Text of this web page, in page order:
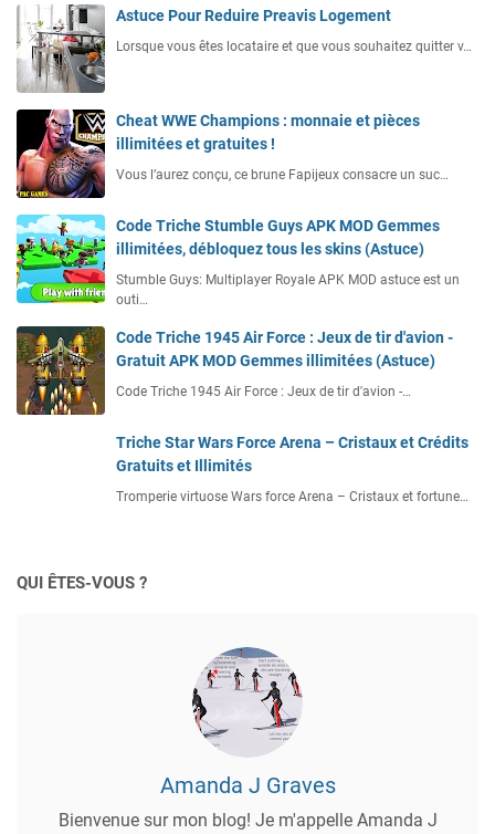
Astuce Pour Reduire Preavis Logement
Lorsque vous êtes locataire et que vous souhaitez quitter v…
Cheat WWE Champions : monnaie et pièces
illimitées et gratuites !
Vous l’aurez conçu, ce brune Fapijeux consacre un suc…
Code Triche Stumble Guys APK MOD Gemmes
illimitées, débloquez tous les skins (Astuce)
Stumble Guys: Multiplayer Royale APK MOD astuce est un
outi…
Code Triche 1945 Air Force : Jeux de tir d'avion -
Gratuit APK MOD Gemmes illimitées (Astuce)
Code Triche 1945 Air Force : Jeux de tir d'avion -…
Triche Star Wars Force Arena – Cristaux et Crédits
Gratuits et Illimités
Tromperie virtuose Wars force Arena – Cristaux et fortune…
QUI ÊTES-VOUS ?
Amanda J Graves
Bienvenue sur mon blog! Je m'appelle Amanda J